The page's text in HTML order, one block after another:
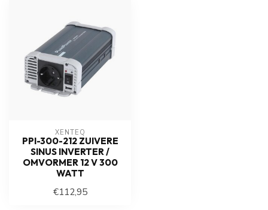
XENTEQ
PPI-300-212 ZUIVERE
SINUS INVERTER /
OMVORMER 12 V 300
WATT
€112,95